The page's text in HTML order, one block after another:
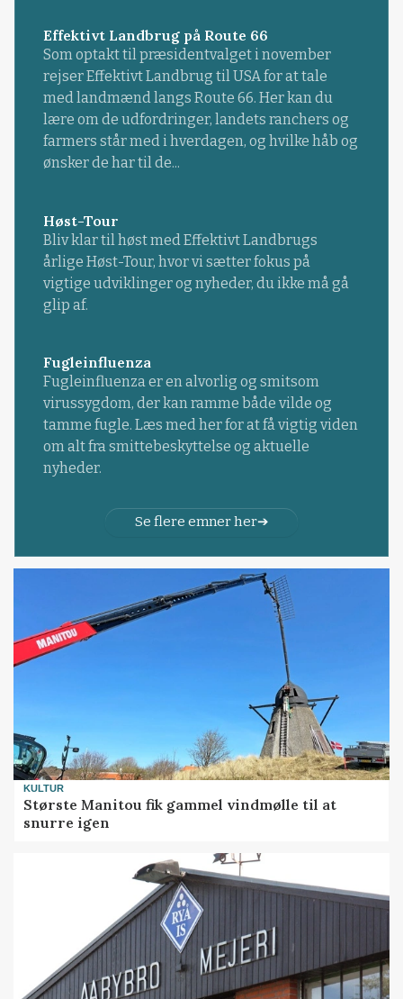
Effektivt Landbrug på Route 66
Som optakt til præsidentvalget i november
rejser Effektivt Landbrug til USA for at tale
med landmænd langs Route 66. Her kan du
lære om de udfordringer, landets ranchers og
farmers står med i hverdagen, og hvilke håb og
ønsker de har til de...
Høst-Tour
Bliv klar til høst med Effektivt Landbrugs
årlige Høst-Tour, hvor vi sætter fokus på
vigtige udviklinger og nyheder, du ikke må gå
glip af.
Fugleinfluenza
Fugleinfluenza er en alvorlig og smitsom
virussygdom, der kan ramme både vilde og
tamme fugle. Læs med her for at få vigtig viden
om alt fra smittebeskyttelse og aktuelle
nyheder.
Se flere emner her
KULTUR
Største Manitou fik gammel vindmølle til at
snurre igen